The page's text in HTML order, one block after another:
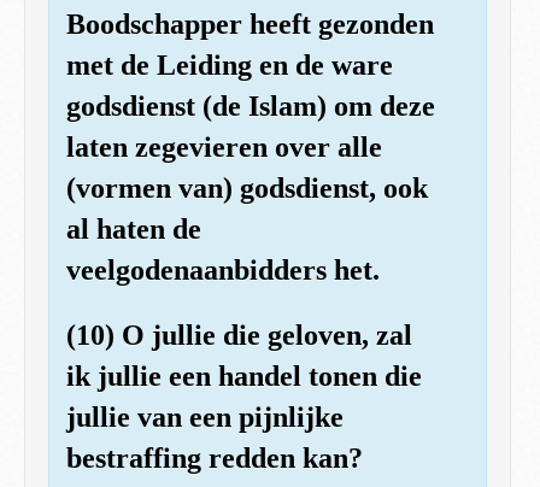
Boodschapper heeft gezonden
met de Leiding en de ware
godsdienst (de Islam) om deze
laten zegevieren over alle
(vormen van) godsdienst, ook
al haten de
veelgodenaanbidders het.
(10) O jullie die geloven, zal
ik jullie een handel tonen die
jullie van een pijnlijke
bestraffing redden kan?